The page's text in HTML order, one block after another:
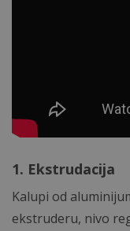
1. Ekstrudacija
Kalupi od
ekstruderu, nivo